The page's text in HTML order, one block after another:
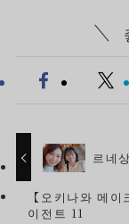
르네
【오키나와 메
이전트 11